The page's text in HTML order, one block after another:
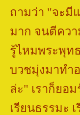
ถามว่า "จะมี
มาก จนตีคว
รู้ไหมพระพุท
บวชมุ่งมาทำ
ล่ะ" เราก็ยอ
เรียนธรรมะ